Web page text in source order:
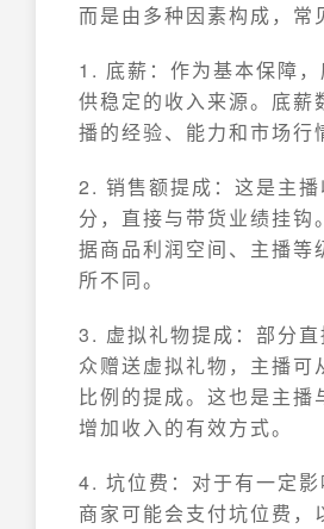
而是由多种因素构成，常
1. 底薪：作为基本保障
供稳定的收入来源。底薪
播的经验、能力和市场行
2. 销售额提成：这是主
分，直接与带货业绩挂钩
据商品利润空间、主播等
所不同。
3. 虚拟礼物提成：部分
众赠送虚拟礼物，主播可
比例的提成。这也是主播
增加收入的有效方式。
4. 坑位费：对于有一定影
商家可能会支付坑位费，